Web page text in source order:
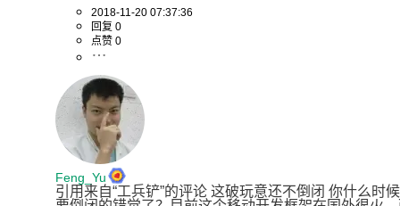
2018-11-20 07:37:36
回复 0
点赞 0
Feng_Yu
引用来自“工兵铲”的评论 这破玩意还不倒闭 你什么时